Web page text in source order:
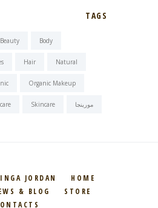
TAGS
Beauty Body
Hair Natural
Organic Makeup
Skincare مورينجا
HOME
JORDAN
STORE
& BLOG